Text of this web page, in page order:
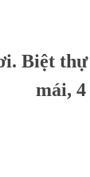
Biệt
mái, 4